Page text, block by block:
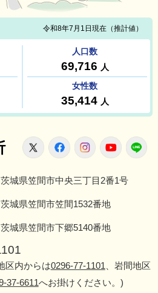
笠間市役所
X FacebookInstagram
城県笠間市中央三丁目2番1号
城県笠間市笠間1532番地
城県笠間市下郷5140番地
区内からは0296-77-1101 、岩間地区
37-6611へお掛けください。)